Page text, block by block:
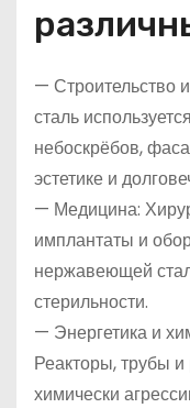
— Строительство
сталь
небоскрёбов,
эстетике и
— Медицина:
имплантаты и
нержавеющей
стерильности.
— Энергетика и
Реакторы, трубы
химически